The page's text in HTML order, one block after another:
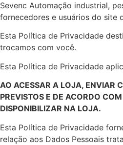
Sevenc Automação industrial,
fornecedores e usuários do
Esta Política de Privacidade
trocamos com você.
Esta Política de Privacidade
AO ACESSAR A LOJA, ENVIAR
PREVISTOS E DE ACORDO
DISPONIBILIZAR NA LOJA.
Esta Política de Privacidade
relação aos Dados Pessoais